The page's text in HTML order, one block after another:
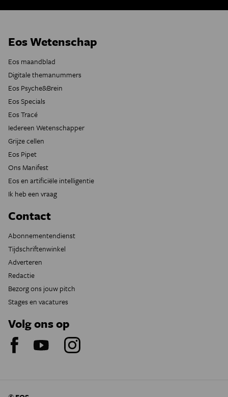
Eos Wetenschap
Eos maandblad
Digitale themanummers
Eos Psyche&Brein
Eos Specials
Eos Tracé
Iedereen Wetenschapper
Grijze cellen
Eos Pipet
Ons Manifest
Eos en artificiële intelligentie
Ik heb een vraag
Contact
Abonnementendienst
Tijdschriftenwinkel
Adverteren
Redactie
Bezorg ons jouw pitch
Stages en vacatures
Volg ons op